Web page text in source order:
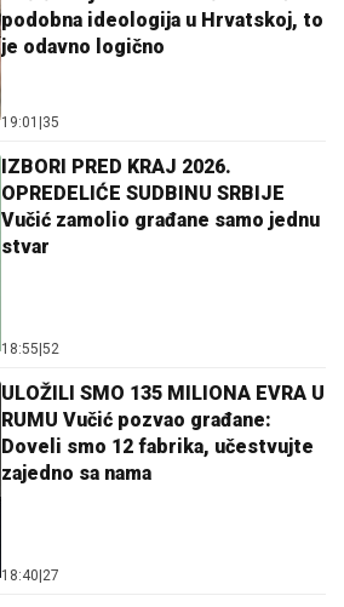
podobna ideologija u Hrvatskoj, to
je odavno logično
19:01 35
IZBORI PRED KRAJ 2026.
OPREDELIĆE SUDBINU SRBIJE
Vučić zamolio građane samo jednu
stvar
18:55 52
ULOŽILI SMO 135 MILIONA EVRA U
RUMU Vučić pozvao građane:
Doveli smo 12 fabrika, učestvujte
zajedno sa nama
18:40 27